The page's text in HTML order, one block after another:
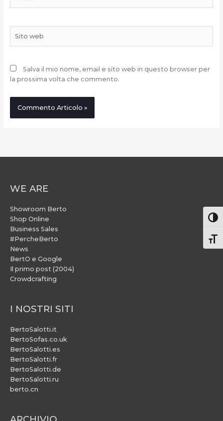
web
Salva il mio nome, email e sito web in questo browser per
la prossima volta che commento.
WE ARE
Showroom Berto
Shop Online
Business Sales
#PercheBerto
News
BertO e Google
Il primo post (2004)
Crowdcrafting
I NOSTRI SITI
BertoSalotti.it
BertoSofas.co.uk
BertoSalotti.es
BertoSalotti.fr
BertoSalotti.de
BertoSalotti.ru
berto.cn
ARCHIVIO